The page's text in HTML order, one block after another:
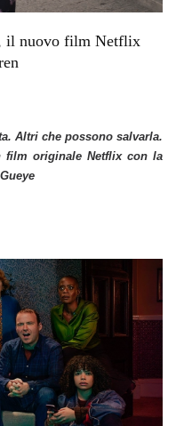
il nuovo film Netflix
Altri che possono salvarla.
film originale Netflix con la